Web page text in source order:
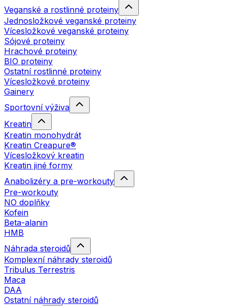
Veganské a rostlinné proteiny
Jednosložkové veganské proteiny
Vícesložkové veganské proteiny
Sójové proteiny
Hrachové proteiny
BIO proteiny
Ostatní rostlinné proteiny
Vícesložkové proteiny
Gainery
Sportovní výživa
Kreatin
Kreatin monohydrát
Kreatin Creapure®
Vícesložkový kreatin
Kreatin jiné formy
Anabolizéry a pre-workouty
Pre-workouty
NO doplňky
Kofein
Beta-alanin
HMB
Náhrada steroidů
Komplexní náhrady steroidů
Tribulus Terrestris
Maca
DAA
Ostatní náhrady steroidů